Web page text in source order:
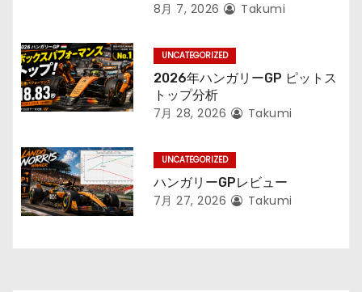
8月 7, 2026 Takumi
UNCATEGORIZED
2026年ハンガリーGP ピットス
トップ分析
7月 28, 2026 Takumi
UNCATEGORIZED
ハンガリーGPレビュー
7月 27, 2026 Takumi